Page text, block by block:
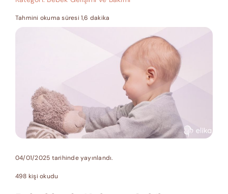
Tahmini okuma süresi 1,6 dakika
04/01/2025 tarihinde yayınlandı.
498 kişi okudu